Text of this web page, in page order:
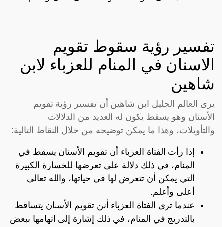
تفسير رؤية سقوط تقويم
الاسنان في المنام للعزباء لابن
شاهين
يرى العالم الجليل ابن شاهين أن تفسير رؤية تقويم
الأسنان وهو يسقط يكون له العديد من الدلالات
والتأويلات، وهذا ما يمكن توضيحه من خلال النقاط التالية:
إذا رأت الفتاة العزباء أن تقويم الأسنان يسقط في
المنام، في ذلك دلالة على تعرضها للخسارة الكبيرة
التي يمكن أن تتعرض لها في حياتها، والله تعالى
أعلى وأعلم.
عندما ترى الفتاة العزباء أنن تقويم الأسنان يتساقط
بالتدريج في المنام، في ذلك إشارة إلى اتهامها ببعض